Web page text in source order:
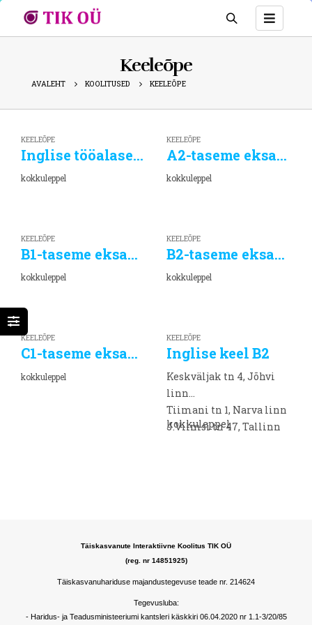
Keeleõpe
AVALEHT KOOLITUSED KEELEÕPE
KEELEÕPE
Inglise tööalase ja suhtluskeele kursus (A2)
kokkuleppel
KEELEÕPE
A2-taseme eksamiks ettevalmistav eesti keele täienduskoolitus
kokkuleppel
KEELEÕPE
B1-taseme eksamiks ettevalmistav eesti keele täienduskoolitus
kokkuleppel
KEELEÕPE
B2-taseme eksamiks ettevalmistav eesti keele täienduskoolitus
kokkuleppel
KEELEÕPE
С1-taseme eksamiks ettevalmistav eesti keele täienduskoolitus
kokkuleppel
KEELEÕPE
Inglise keel B2
Keskväljak tn 4, Jõhvi
linn
Tiimani tn 1, Narva linn
J.Vilmsi tn 47, Tallinn
kokkuleppel
Täiskasvanute Interaktiivne Koolitus TIK OÜ
(reg. nr 14851925)
Täiskasvanuhariduse majandustegevuse teade nr. 214624
Tegevusluba:
- Haridus- ja Teadusministeeriumi kantsleri käskkiri 06.04.2020 nr 1.1-3/20/85